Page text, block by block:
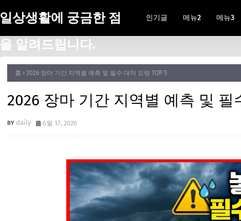
일상생활에 궁금한 점
을 알려드립니다.
인기글 메뉴2 메뉴3
홈 2026 장마 기간 지역별 예측 및 필수 대처 요령 TOP 5
2026 장마 기간 지역별 예측 및 필
daily 6월 17, 2026